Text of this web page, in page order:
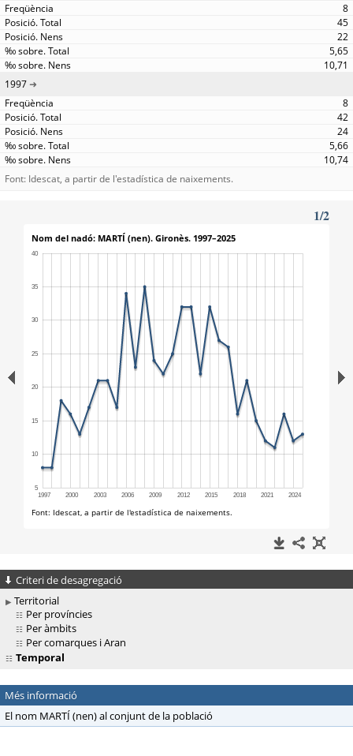
8
45
22
5,65
10,71
1997
8
42
24
5,66
10,74
Font: Idescat, a partir de l'estadística de naixements.
Criteri de desagregació
Territorial
Per províncies
Per àmbits
Per comarques i Aran
Temporal
Més informació
El nom MARTÍ (nen) al conjunt de la població